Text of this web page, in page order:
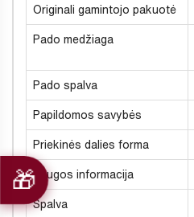
Originali gamintojo pakuotė
Pado medžiaga
Pado spalva
Papildomos savybės
Priekinės dalies forma
Saugos informacija
Spalva